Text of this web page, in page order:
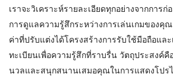
เราจะวิเคราะห์รายละเอียดทุกอย่างจากการ
การดูแลความรู้สึกระหว่างการเล่นเกมของคุ
ค่าที่ปรับแต่งได้โครงสร้างการรับใช้มือถือแล
ทะเบียนเพื่อความรู้สึกที่ราบรื่น วัตถุประสงค์
นวลและสนุกสนานเสมอคุณในการแสดงโปร